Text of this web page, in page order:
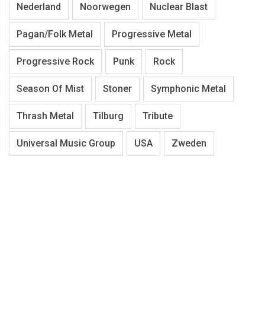
Nederland Noorwegen Nuclear Blast
Pagan/Folk Metal Progressive Metal
Progressive Rock Punk Rock
Season Of Mist Stoner Symphonic Metal
Thrash Metal Tilburg Tribute
Universal Music Group USA Zweden